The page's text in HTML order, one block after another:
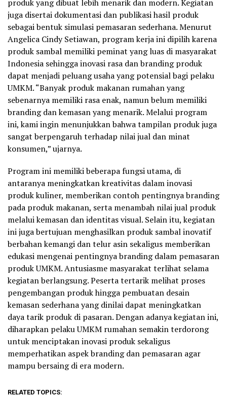
produk yang dibuat lebih menarik dan modern. Kegiatan
juga disertai dokumentasi dan publikasi hasil produk
sebagai bentuk simulasi pemasaran sederhana. Menurut
Angelica Cindy Setiawan, program kerja ini dipilih karena
produk sambal memiliki peminat yang luas di masyarakat
Indonesia sehingga inovasi rasa dan branding produk
dapat menjadi peluang usaha yang potensial bagi pelaku
UMKM. “Banyak produk makanan rumahan yang
sebenarnya memiliki rasa enak, namun belum memiliki
branding dan kemasan yang menarik. Melalui program
ini, kami ingin menunjukkan bahwa tampilan produk juga
sangat berpengaruh terhadap nilai jual dan minat
konsumen,” ujarnya.
Program ini memiliki beberapa fungsi utama, di
antaranya meningkatkan kreativitas dalam inovasi
produk kuliner, memberikan contoh pentingnya branding
pada produk makanan, serta menambah nilai jual produk
melalui kemasan dan identitas visual. Selain itu, kegiatan
ini juga bertujuan menghasilkan produk sambal inovatif
berbahan kemangi dan telur asin sekaligus memberikan
edukasi mengenai pentingnya branding dalam pemasaran
produk UMKM. Antusiasme masyarakat terlihat selama
kegiatan berlangsung. Peserta tertarik melihat proses
pengembangan produk hingga pembuatan desain
kemasan sederhana yang dinilai dapat meningkatkan
daya tarik produk di pasaran. Dengan adanya kegiatan ini,
diharapkan pelaku UMKM rumahan semakin terdorong
untuk menciptakan inovasi produk sekaligus
memperhatikan aspek branding dan pemasaran agar
mampu bersaing di era modern.
RELATED TOPICS: